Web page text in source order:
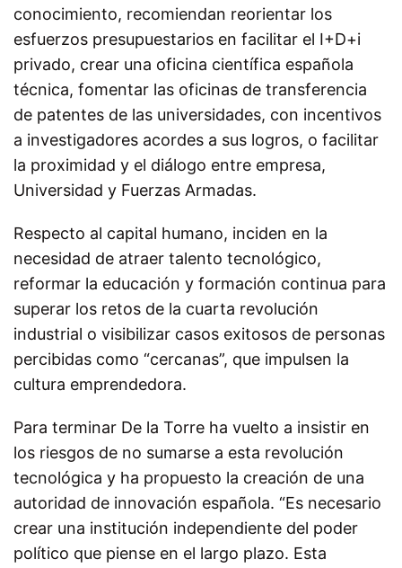
conocimiento, recomiendan reorientar los
esfuerzos presupuestarios en facilitar el I+D+i
privado, crear una oficina científica española
técnica, fomentar las oficinas de transferencia
de patentes de las universidades, con incentivos
a investigadores acordes a sus logros, o facilitar
la proximidad y el diálogo entre empresa,
Universidad y Fuerzas Armadas.
Respecto al capital humano, inciden en la
necesidad de atraer talento tecnológico,
reformar la educación y formación continua para
superar los retos de la cuarta revolución
industrial o visibilizar casos exitosos de personas
percibidas como “cercanas”, que impulsen la
cultura emprendedora.
Para terminar De la Torre ha vuelto a insistir en
los riesgos de no sumarse a esta revolución
tecnológica y ha propuesto la creación de una
autoridad de innovación española. “Es necesario
crear una institución independiente del poder
político que piense en el largo plazo. Esta